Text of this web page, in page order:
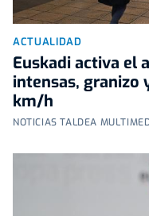
ACTUALIDAD
Euskadi activa el
intensas, granizo
km/h
NOTICIAS TALDEA